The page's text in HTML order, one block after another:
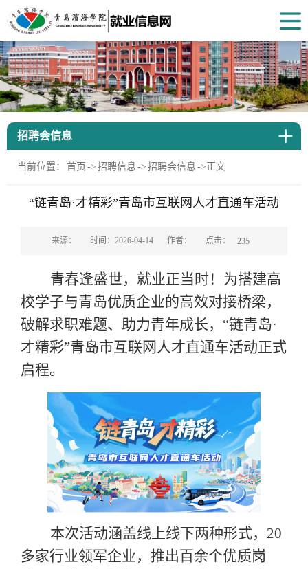
招聘会信息
当前位置： 首页 -> 招聘信息 -> 招聘会信息 ->正文
“链青岛·才精彩”青岛市互联网人才直通车活动
来源： 时间：2026-04-14 作者： 点击： 235
青春逢盛世，就业正当时！为搭建高
校学子与青岛优质企业的高效对接桥梁，
破解求职难题、助力青年成长， “链青岛·
才精彩”青岛市互联网人才直通车活动正式
启程。
本次活动涵盖线上线下两种形式， 20
多家行业领军企业，推出百余个优质岗